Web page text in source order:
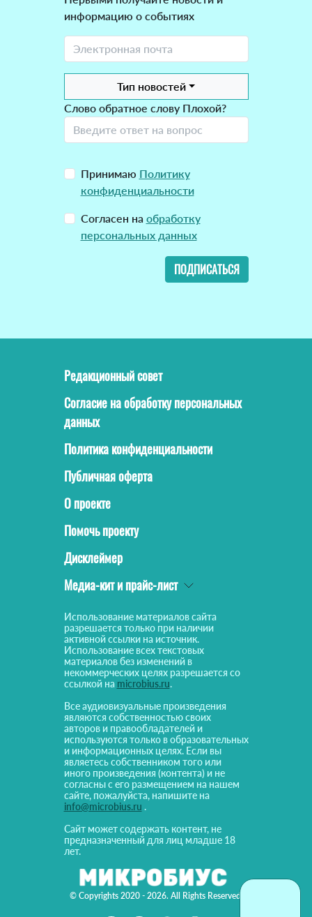
информацию о событиях
Тип новостей
Слово обратное слову Плохой?
Принимаю Политику
конфиденциальности
Согласен на обработку
персональных данных
ПОДПИСАТЬСЯ
© Copyrights 2020 - 2026. All Rights Reserved!
Редакционный совет
Согласие на обработку персональных
данных
Политика конфиденциальности
Публичная оферта
О проекте
Помочь проекту
Дисклеймер
Медиа-кит и прайс-лист
Использование материалов сайта
разрешается только при наличии
активной ссылки на источник.
Использование всех текстовых
материалов без изменений в
некоммерческих целях разрешается со
ссылкой на microbius.ru.
Все аудиовизуальные произведения
являются собственностью своих
авторов и правообладателей и
используются только в образовательных
и информационных целях. Если вы
являетесь собственником того или
иного произведения (контента) и не
согласны с его размещением на нашем
сайте, пожалуйста, напишите на
info@microbius.ru .
Сайт может содержать контент, не
предназначенный для лиц младше 18
лет.